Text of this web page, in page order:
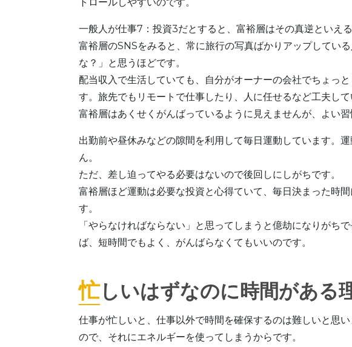
一般人が仕事7：投資3だとすると、富裕層はその真逆といえる
富裕層のSNSをみると、常に旅行の写真ばかりアップしてい
な？」と思うほどです。
配当収入で生活していても、自分がオーナーの会社でちょっ
す。旅先でもリモートで仕事したり、人に任せるなど工夫して
富裕層はあくせくがんばっているように見えませんが、よい
出勤前や昼休みなどの隙間を利用して毎日運動しています。
ん。
ただ、差し迫ってやる必要はないので後回しにしがちです。
富裕層ほど運動は必要な投資と心得ていて、毎日決まった時
す。
「やらなければならない」と思ってしまうと億劫になりがち
ば、短時間でもよく、がんばらなくてもいいのです。
忙しいはずなのに時間がある
仕事が忙しいと、仕事以外で時間を確保するのは難しいと思
ので、それにエネルギーを使ってしまうからです。